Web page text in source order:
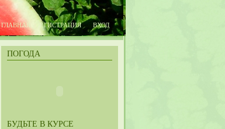
ГЛАВНАЯ РЕГИСТРАЦИЯ ВХОД
ПОГОДА
БУДЬТЕ В КУРСЕ